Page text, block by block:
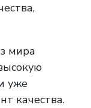
мира
уже
качества.